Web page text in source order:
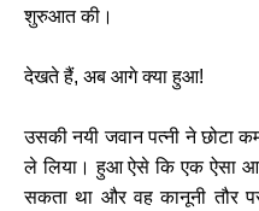
शुरुआत की।
देखते हैं, अब आगे क्या हुआ!
उसकी नयी जवान पत्नी ने छोटा
ले लिया। हुआ ऐसे कि एक ऐसा
सकता था और वह कानूनी तौर